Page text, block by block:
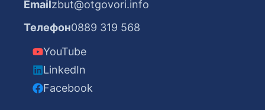
Emailzbut@otgovori.info
Телефон0889 319 568
YouTube
LinkedIn
Facebook